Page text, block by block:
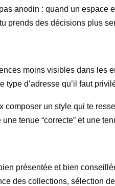
anodin : quand un
prends des décisions plus
moins visibles dans les
d’adresse qu’il faut
un style qui te
tenue “correcte” et une
présentée et bien
des collections, sélection